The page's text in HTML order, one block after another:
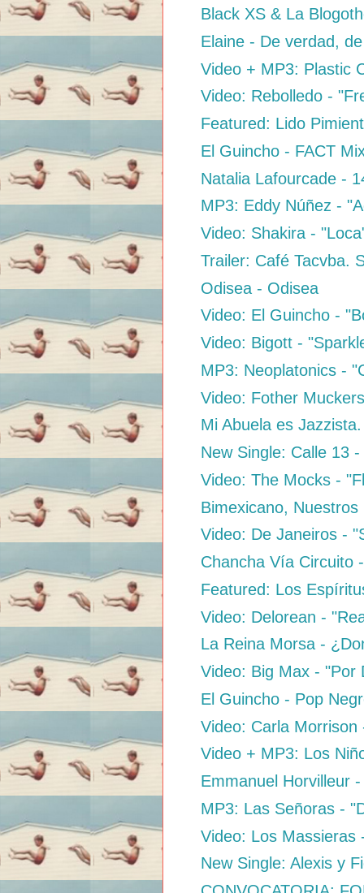
Black XS & La
Elaine - De verdad,
Video + MP3: Plastic
Video: Rebolledo -
Featured: Lido
El Guincho - FACT
Natalia Lafourcade -
MP3: Eddy Núñez -
Video: Shakira -
Trailer: Café Tacvba.
Odisea - Odisea
Video: El Guincho -
Video: Bigott -
MP3: Neoplatonics -
Video: Fother
Mi Abuela es
New Single: Calle 13
Video: The Mocks -
Bimexicano,
Video: De Janeiros -
Chancha Vía Circuito
Featured: Los
Video: Delorean -
La Reina Morsa -
Video: Big Max - "Por
El Guincho - Pop
Video: Carla Morrison
Video + MP3: Los
Emmanuel Horvilleur
MP3: Las Señoras -
Video: Los Massieras
New Single: Alexis y